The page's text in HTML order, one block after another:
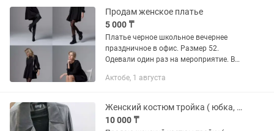
Продам женское платье
5 000 ₸
Платье черное школьное вечернее
праздничное в офис. Размер 52.
Одевали один раз на мероприятие. В
вырезом лодочка и длинными
фонариками....
Актобе, 1 августа
Женский костюм тройка ( юбка, брюки и костюм)
10 000 ₸